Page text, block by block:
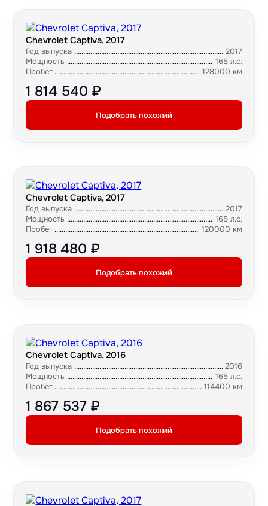
Chevrolet Captiva, 2017
Год выпуска
2017
Мощность
165 л.с.
Пробег
128000 км
1 814 540 ₽
Подобрать похожий
Chevrolet Captiva, 2017
Год выпуска
2017
Мощность
165 л.с.
Пробег
120000 км
1 918 480 ₽
Подобрать похожий
Chevrolet Captiva, 2016
Год выпуска
2016
Мощность
165 л.с.
Пробег
114400 км
1 867 537 ₽
Подобрать похожий